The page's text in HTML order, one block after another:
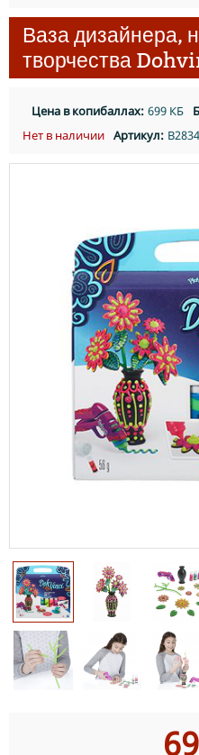
Ваза дизайнера,
творчества
Цена в копибаллах: 699 КБ
Нет в наличии Артикул: